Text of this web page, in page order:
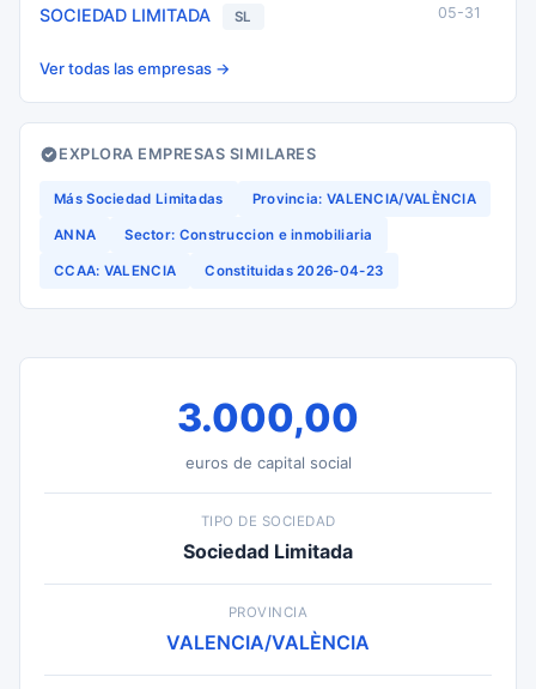
SOCIEDAD LIMITADA
SL
05-31
Ver todas las empresas →
EXPLORA EMPRESAS SIMILARES
Más Sociedad Limitadas Provincia: VALENCIA/VALÈNCIA
ANNA Sector: Construccion e inmobiliaria
CCAA: VALENCIA Constituidas 2026-04-23
3.000,00
euros de capital social
TIPO DE SOCIEDAD
Sociedad Limitada
PROVINCIA
VALENCIA/VALÈNCIA